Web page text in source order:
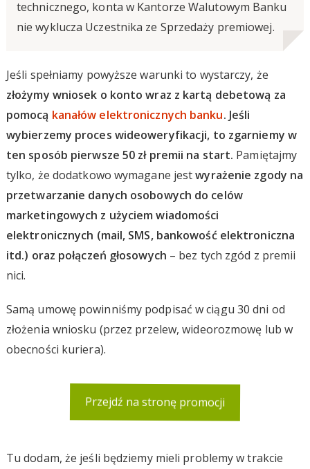
technicznego, konta w Kantorze Walutowym Banku
nie wyklucza Uczestnika ze Sprzedaży premiowej.
Jeśli spełniamy powyższe warunki to wystarczy, że
złożymy wniosek o konto wraz z kartą debetową za
pomocą kanałów elektronicznych banku. Jeśli
wybierzemy proces wideoweryfikacji, to zgarniemy w
ten sposób pierwsze 50 zł premii na start. Pamiętajmy
tylko, że dodatkowo wymagane jestwyrażenie zgody na
przetwarzanie danych osobowych do celów
marketingowych z użyciem wiadomości
elektronicznych (mail, SMS, bankowość elektroniczna
itd.) oraz połączeń głosowych – bez tych zgód z premii
nici.
Samą umowę powinniśmy podpisać w ciągu 30 dni od
złożenia wniosku (przez przelew, wideorozmowę lub w
obecności kuriera).
Przejdź na stronę promocji
Tu dodam, że jeśli będziemy mieli problemy w trakcie